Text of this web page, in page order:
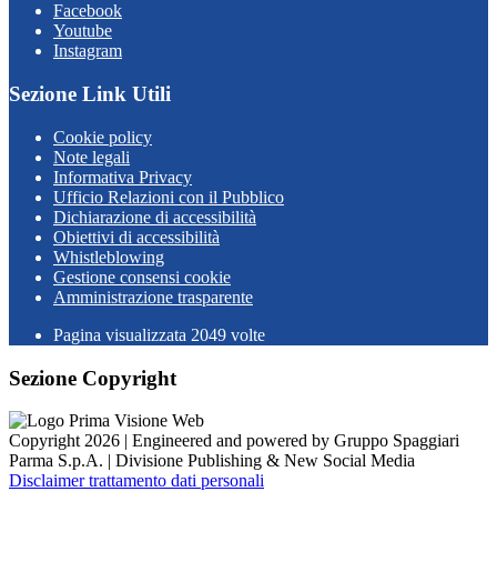
Facebook
Youtube
Instagram
Sezione Link Utili
Cookie policy
Note legali
Informativa Privacy
Ufficio Relazioni con il Pubblico
Dichiarazione di accessibilità
Obiettivi di accessibilità
Whistleblowing
Gestione consensi cookie
Amministrazione trasparente
Pagina visualizzata 2049 volte
Sezione Copyright
Copyright 2026 | Engineered and powered by Gruppo Spaggiari
Parma S.p.A. | Divisione Publishing & New Social Media
Disclaimer trattamento dati personali